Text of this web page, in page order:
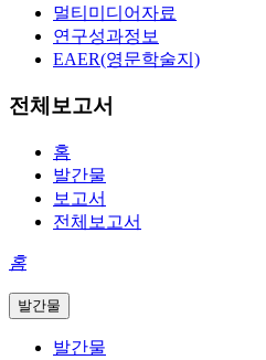
멀티미디어자료
연구성과정보
EAER(영문학술지)
전체보고서
홈
발간물
보고서
전체보고서
홈
발간물
발간물